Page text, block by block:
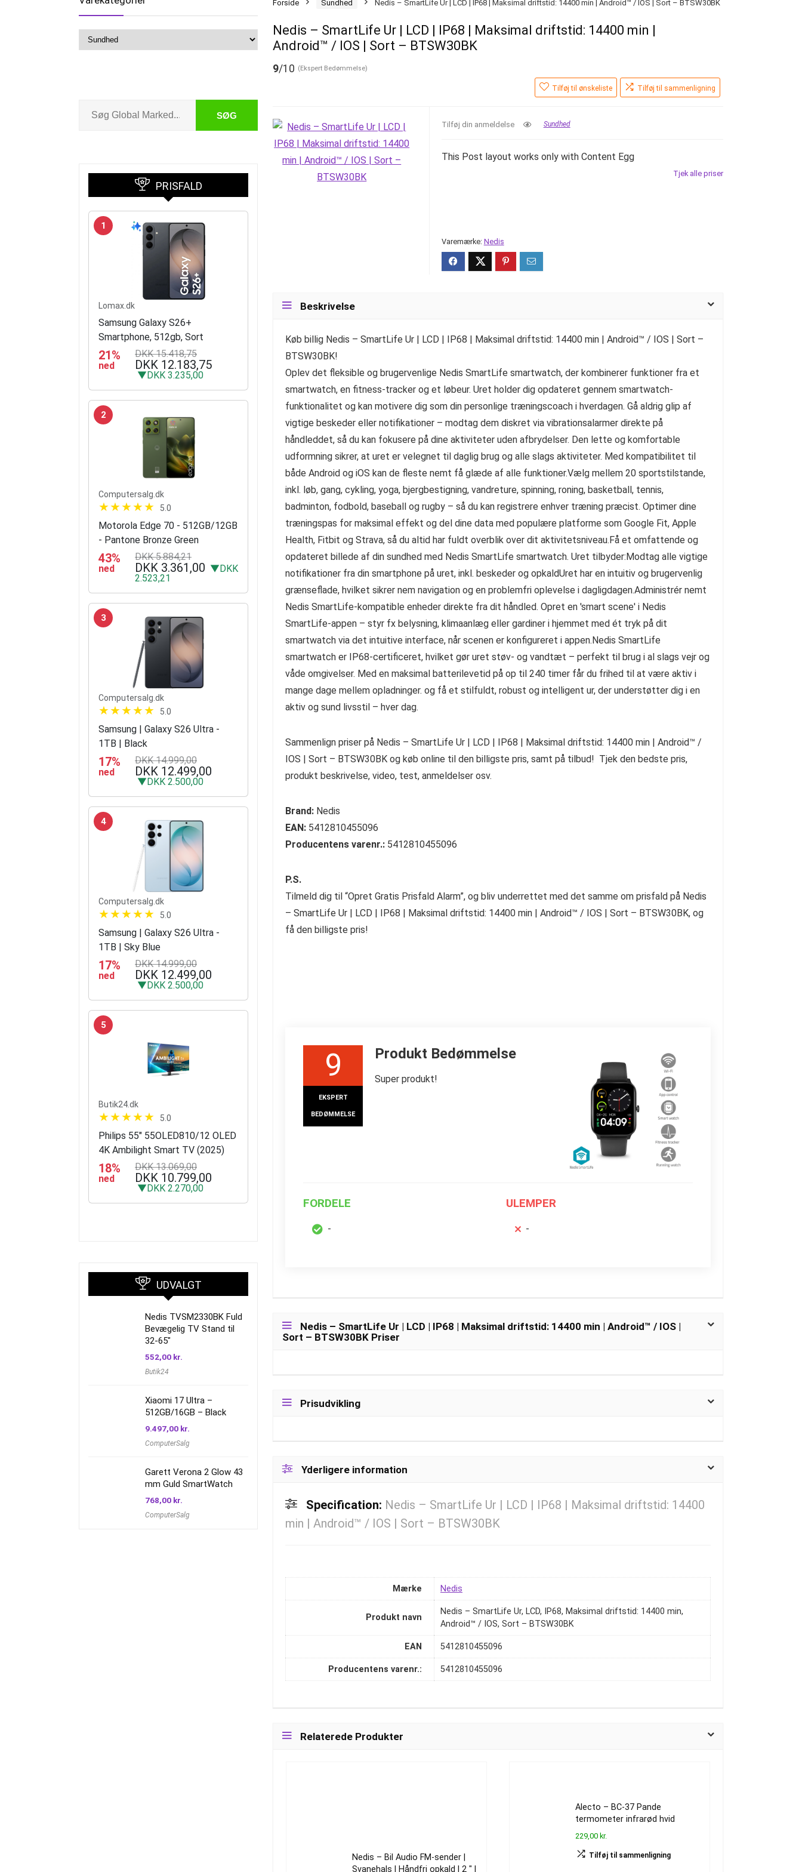
Forside Sundhed Nedis – SmartLife Ur | LCD | IP68 | Maksimal driftstid: 14400 min | Android™ / IOS | Sort – BTSW30BK
Nedis – SmartLife Ur | LCD | IP68 | Maksimal driftstid: 14400 min |
Android™ / IOS | Sort – BTSW30BK
9/10 (Ekspert Bedømmelse)
Tilføj til ønskeliste Tilføj til sammenligning
Tilføj din anmeldelse Sundhed
This Post layout works only with Content Egg
Tjek alle priser
Varemærke: Nedis
Beskrivelse
Køb billig Nedis – SmartLife Ur | LCD | IP68 | Maksimal driftstid: 14400 min | Android™ / IOS | Sort –
BTSW30BK!
Oplev det fleksible og brugervenlige Nedis SmartLife smartwatch, der kombinerer funktioner fra et
smartwatch, en fitness-tracker og et løbeur. Uret holder dig opdateret gennem smartwatch-
funktionalitet og kan motivere dig som din personlige træningscoach i hverdagen. Gå aldrig glip af
vigtige beskeder eller notifikationer – modtag dem diskret via vibrationsalarmer direkte på
håndleddet, så du kan fokusere på dine aktiviteter uden afbrydelser. Den lette og komfortable
udformning sikrer, at uret er velegnet til daglig brug og alle slags aktiviteter. Med kompatibilitet til
både Android og iOS kan de fleste nemt få glæde af alle funktioner.Vælg mellem 20 sportstilstande,
inkl. løb, gang, cykling, yoga, bjergbestigning, vandreture, spinning, roning, basketball, tennis,
badminton, fodbold, baseball og rugby – så du kan registrere enhver træning præcist. Optimer dine
træningspas for maksimal effekt og del dine data med populære platforme som Google Fit, Apple
Health, Fitbit og Strava, så du altid har fuldt overblik over dit aktivitetsniveau.Få et omfattende og
opdateret billede af din sundhed med Nedis SmartLife smartwatch. Uret tilbyder:Modtag alle vigtige
notifikationer fra din smartphone på uret, inkl. beskeder og opkaldUret har en intuitiv og brugervenlig
grænseflade, hvilket sikrer nem navigation og en problemfri oplevelse i dagligdagen.Administrér nemt
Nedis SmartLife-kompatible enheder direkte fra dit håndled. Opret en 'smart scene' i Nedis
SmartLife-appen – styr fx belysning, klimaanlæg eller gardiner i hjemmet med ét tryk på dit
smartwatch via det intuitive interface, når scenen er konfigureret i appen.Nedis SmartLife
smartwatch er IP68-certificeret, hvilket gør uret støv- og vandtæt – perfekt til brug i al slags vejr og
våde omgivelser. Med en maksimal batterilevetid på op til 240 timer får du frihed til at være aktiv i
mange dage mellem opladninger. og få et stilfuldt, robust og intelligent ur, der understøtter dig i en
aktiv og sund livsstil – hver dag.
Sammenlign priser på Nedis – SmartLife Ur | LCD | IP68 | Maksimal driftstid: 14400 min | Android™ /
IOS | Sort – BTSW30BK og køb online til den billigste pris, samt på tilbud! Tjek den bedste pris,
produkt beskrivelse, video, test, anmeldelser osv.
Brand: Nedis
EAN: 5412810455096
Producentens varenr.: 5412810455096
P.S.
Tilmeld dig til “Opret Gratis Prisfald Alarm”, og bliv underrettet med det samme om prisfald på Nedis
– SmartLife Ur | LCD | IP68 | Maksimal driftstid: 14400 min | Android™ / IOS | Sort – BTSW30BK, og
få den billigste pris!
9
EKSPERT
BEDØMMELSE
Produkt Bedømmelse
Super produkt!
FORDELE
-
ULEMPER
-
Nedis – SmartLife Ur | LCD | IP68 | Maksimal driftstid: 14400 min | Android™ / IOS |
Sort – BTSW30BK Priser
Prisudvikling
Yderligere information
Specification: Nedis – SmartLife Ur | LCD | IP68 | Maksimal driftstid: 14400
min | Android™ / IOS | Sort – BTSW30BK
Mærke Nedis
Produkt navn
Nedis – SmartLife Ur, LCD, IP68, Maksimal driftstid: 14400 min,
Android™ / IOS, Sort – BTSW30BK
EAN 5412810455096
Producentens varenr.: 5412810455096
Relaterede Produkter
Nedis – Bil Audio FM-sender |
Svanehals | Håndfri opkald | 2 " |
Alecto – BC-37 Pande
termometer infrarød hvid
229,00 kr.
Tilføj til sammenligning
SØG
PRISFALD
1
Lomax.dk
Samsung Galaxy S26+
Smartphone, 512gb, Sort
21%
ned
DKK 15.418,75
DKK 12.183,75
▼DKK 3.235,00
2
Computersalg.dk
5.0
Motorola Edge 70 - 512GB/12GB
- Pantone Bronze Green
43%
ned
DKK 5.884,21
DKK 3.361,00 ▼DKK
2.523,21
3
Computersalg.dk
5.0
Samsung | Galaxy S26 Ultra -
1TB | Black
17%
ned
DKK 14.999,00
DKK 12.499,00
▼DKK 2.500,00
4
Computersalg.dk
5.0
Samsung | Galaxy S26 Ultra -
1TB | Sky Blue
17%
ned
DKK 14.999,00
DKK 12.499,00
▼DKK 2.500,00
5
Butik24.dk
5.0
Philips 55" 55OLED810/12 OLED
4K Ambilight Smart TV (2025)
18%
ned
DKK 13.069,00
DKK 10.799,00
▼DKK 2.270,00
UDVALGT
Nedis TVSM2330BK Fuld
Bevægelig TV Stand til
32-65"
552,00 kr.
Butik24
Xiaomi 17 Ultra –
512GB/16GB – Black
9.497,00 kr.
ComputerSalg
Garett Verona 2 Glow 43
mm Guld SmartWatch
768,00 kr.
ComputerSalg